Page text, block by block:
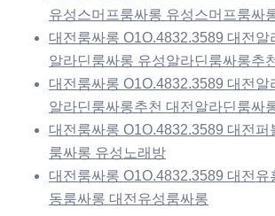
유성스머프룸싸롱 유성스머프룸싸
대전룸싸롱 O1O.4832.3589 대전알
알라딘룸싸롱 유성알라딘룸싸롱추
대전룸싸롱 O1O.4832.3589 대전알
알라딘룸싸롱추천 대전알라딘룸싸
대전룸싸롱 O1O.4832.3589 대전퍼
룸싸롱 유성노래방
대전룸싸롱 O1O.4832.3589 대전유
동룸싸롱 대전유성룸싸롱